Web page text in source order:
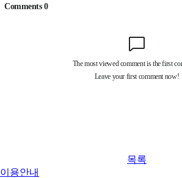
목록
이용안내